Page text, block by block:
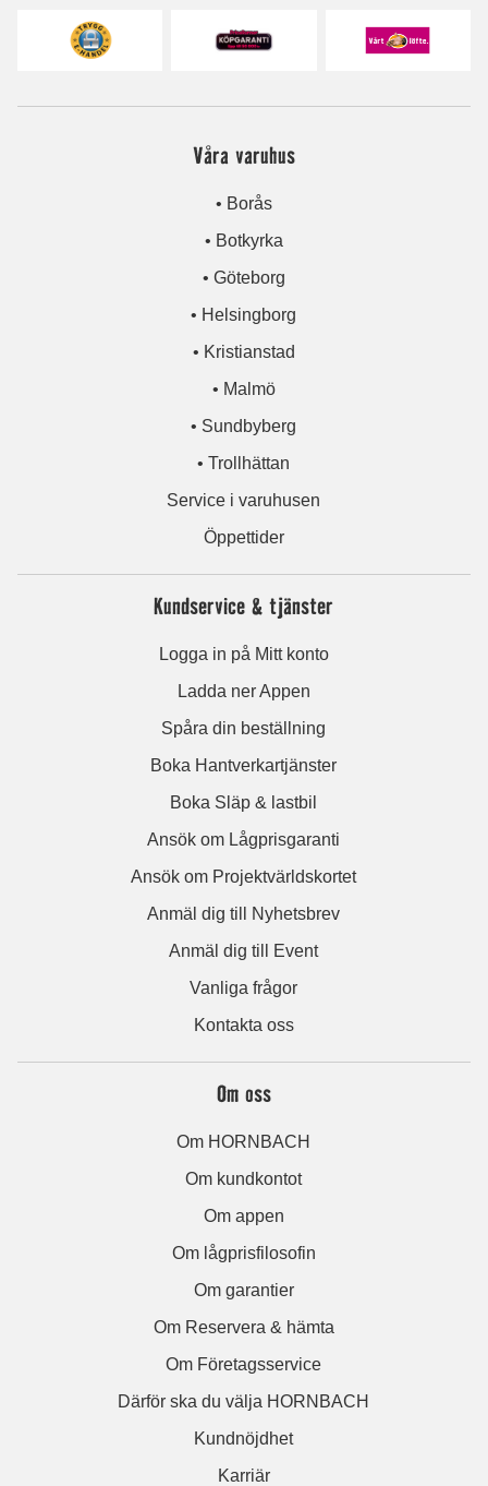
Våra varuhus
• Borås
• Botkyrka
• Göteborg
• Helsingborg
• Kristianstad
• Malmö
• Sundbyberg
• Trollhättan
Service i varuhusen
Öppettider
Kundservice & tjänster
Logga in på Mitt konto
Ladda ner Appen
Spåra din beställning
Boka Hantverkartjänster
Boka Släp & lastbil
Ansök om Lågprisgaranti
Ansök om Projektvärldskortet
Anmäl dig till Nyhetsbrev
Anmäl dig till Event
Vanliga frågor
Kontakta oss
Om oss
Om HORNBACH
Om kundkontot
Om appen
Om lågprisfilosofin
Om garantier
Om Reservera & hämta
Om Företagsservice
Därför ska du välja HORNBACH
Kundnöjdhet
Karriär